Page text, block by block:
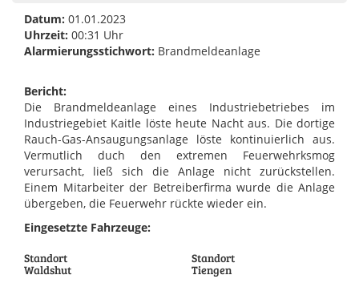
Datum: 01.01.2023
Uhrzeit: 00:31 Uhr
Alarmierungsstichwort: Brandmeldeanlage
Bericht:
Die Brandmeldeanlage eines Industriebetriebes im
Industriegebiet Kaitle löste heute Nacht aus. Die dortige
Rauch-Gas-Ansaugungsanlage löste kontinuierlich aus.
Vermutlich duch den extremen Feuerwehrksmog
verursacht, ließ sich die Anlage nicht zurückstellen.
Einem Mitarbeiter der Betreiberfirma wurde die Anlage
übergeben, die Feuerwehr rückte wieder ein.
Eingesetzte Fahrzeuge:
Standort
Waldshut
Standort
Tiengen